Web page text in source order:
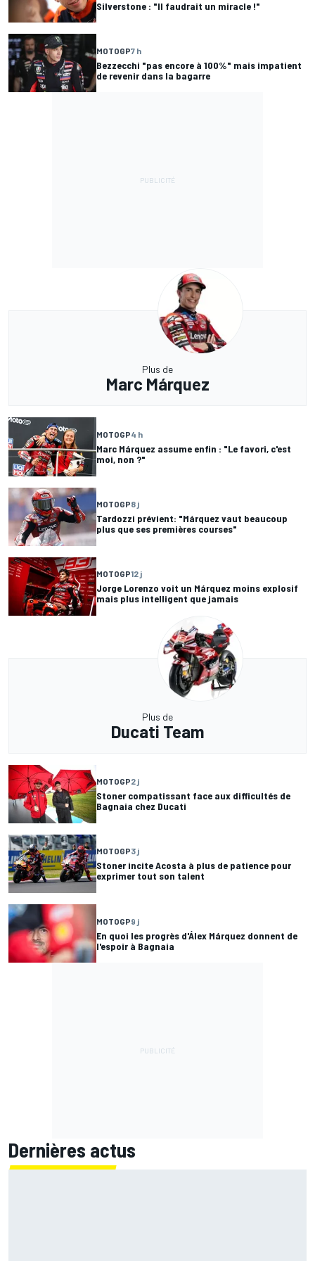
Silverstone : "Il faudrait un miracle !"
MOTOGP7 h
Bezzecchi "pas encore à 100%" mais impatient
de revenir dans la bagarre
Plus de
Marc Márquez
MOTOGP4 h
Marc Márquez assume enfin : "Le favori, c'est
moi, non ?"
MOTOGP8 j
Tardozzi prévient: "Márquez vaut beaucoup
plus que ses premières courses"
MOTOGP12 j
Jorge Lorenzo voit un Márquez moins explosif
mais plus intelligent que jamais
Plus de
Ducati Team
MOTOGP2 j
Stoner compatissant face aux difficultés de
Bagnaia chez Ducati
MOTOGP3 j
Stoner incite Acosta à plus de patience pour
exprimer tout son talent
MOTOGP9 j
En quoi les progrès d'Álex Márquez donnent de
l'espoir à Bagnaia
Dernières actus